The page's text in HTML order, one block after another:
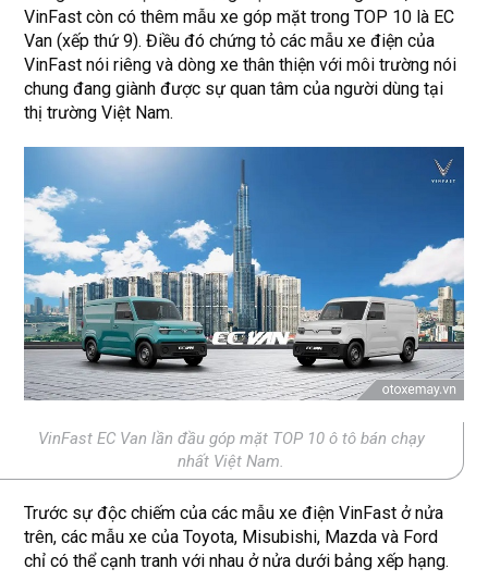
VinFast còn có thêm mẫu xe góp mặt trong TOP 10 là EC
Van (xếp thứ 9). Điều đó chứng tỏ các mẫu xe điện của
VinFast nói riêng và dòng xe thân thiện với môi trường nói
chung đang giành được sự quan tâm của người dùng tại
thị trường Việt Nam.
VinFast EC Van lần đầu góp mặt TOP 10 ô tô bán chạy
nhất Việt Nam.
Trước sự độc chiếm của các mẫu xe điện VinFast ở nửa
trên, các mẫu xe của Toyota, Misubishi, Mazda và Ford
chỉ có thể cạnh tranh với nhau ở nửa dưới bảng xếp hạng.